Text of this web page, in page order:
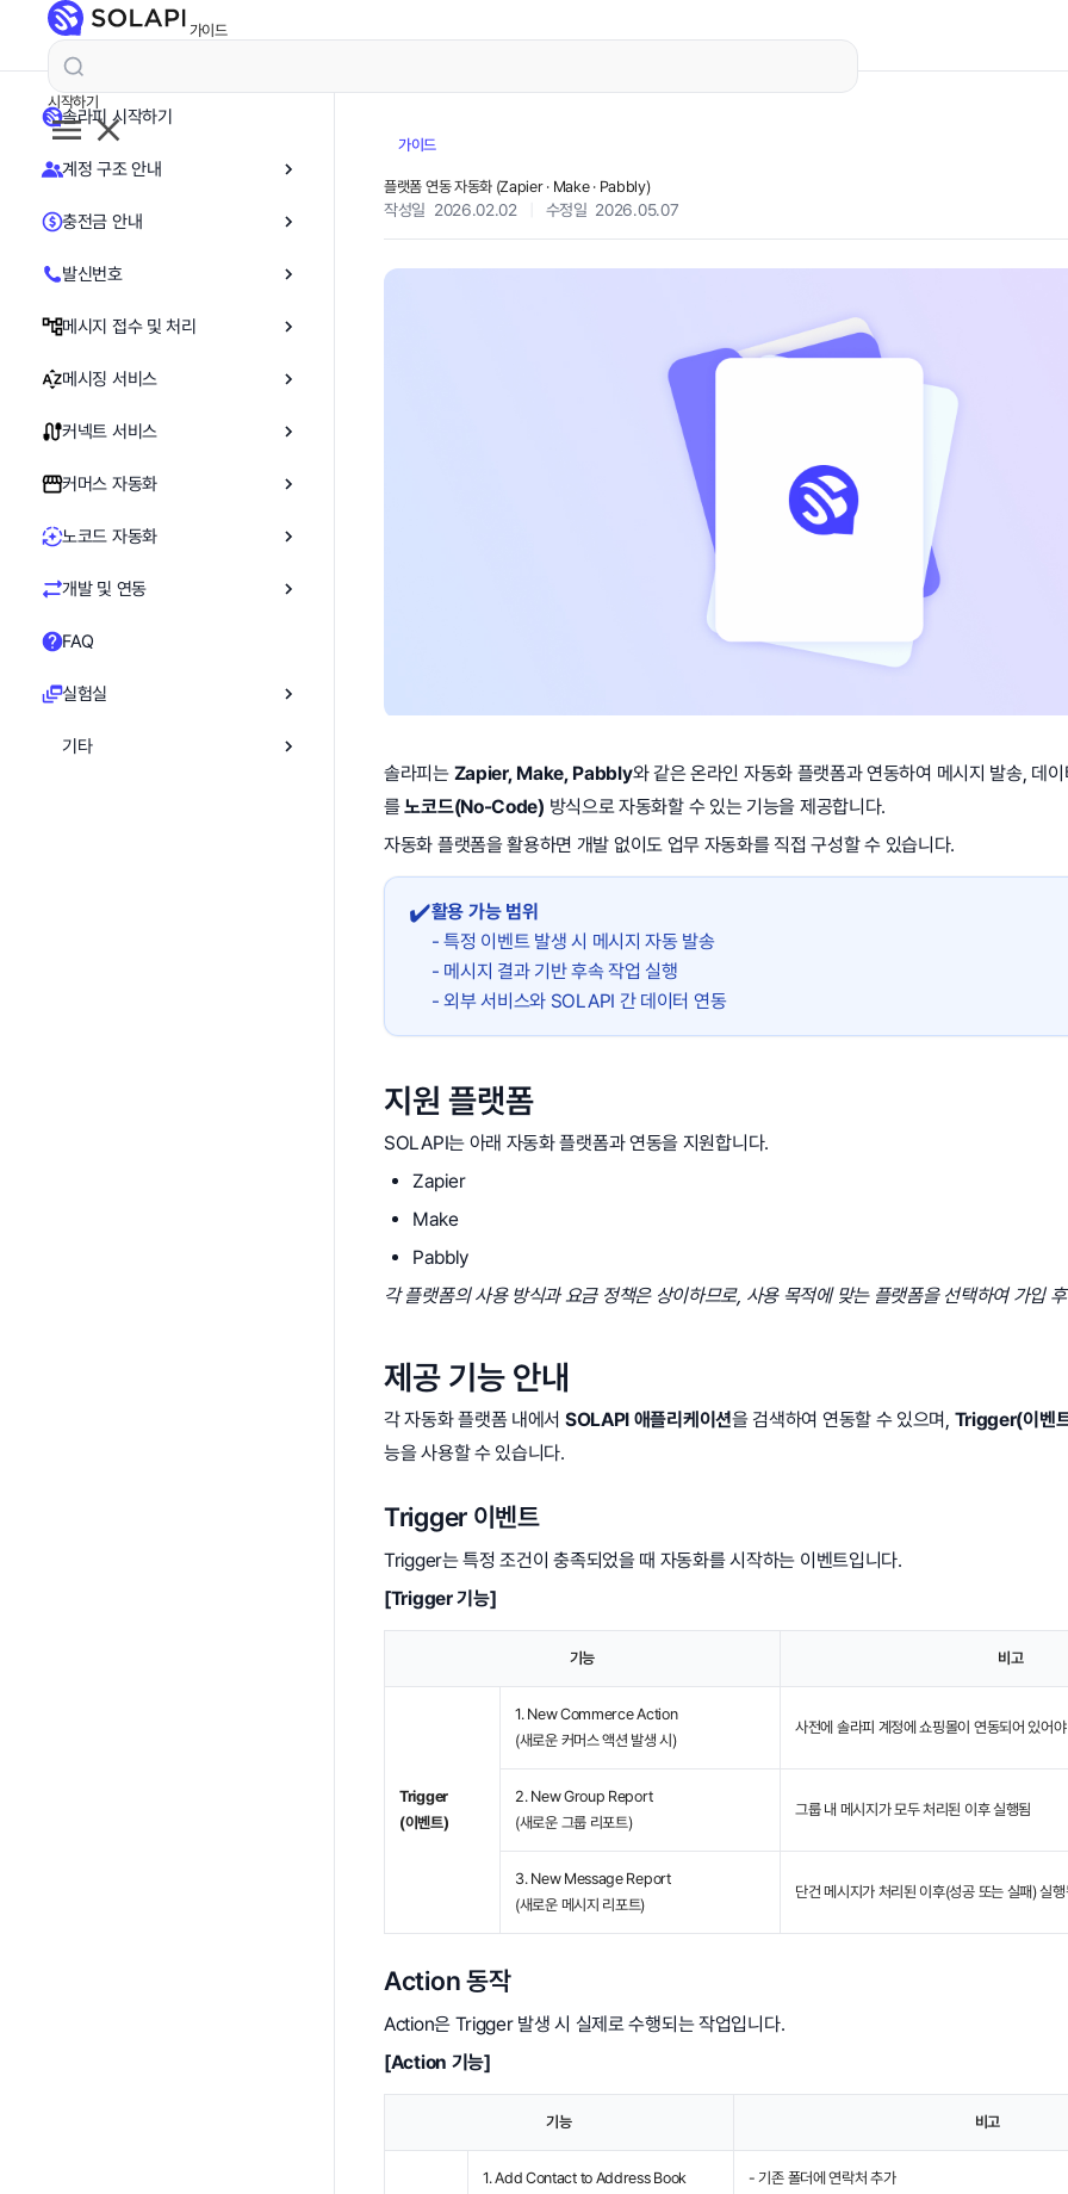
가이드
시작하기
솔라피 시작하기
계정 구조 안내
충전금 안내
발신번호
메시지 접수 및 처리
메시징 서비스
커넥트 서비스
커머스 자동화
노코드 자동화
개발 및 연동
FAQ
실험실
기타
가이드
플랫폼 연동 자동화 (Zapier · Make · Pabbly)
작성일 2026.02.02 수정일 2026.05.07
솔라피는 Zapier, Make, Pabbly와 같은 온라인 자동화 플랫폼과 연동하여 메시지 발송, 데
를노코드(No-Code) 방식으로 자동화할 수 있는 기능을 제공합니다.
자동화 플랫폼을 활용하면 개발 없이도 업무 자동화를 직접 구성할 수 있습니다.
✔️활용 가능 범위
- 특정 이벤트 발생 시 메시지 자동 발송
- 메시지 결과 기반 후속 작업 실행
- 외부 서비스와 SOLAPI 간 데이터 연동
지원 플랫폼
SOLAPI는 아래 자동화 플랫폼과 연동을 지원합니다.
Zapier
Make
Pabbly
각 플랫폼의 사용 방식과 요금 정책은 상이하므로, 사용 목적에 맞는 플랫폼을 선택하여 가입
제공 기능 안내
각 자동화 플랫폼 내에서 SOLAPI 애플리케이션을 검색하여 연동할 수 있으며, Trigger(이벤
능을 사용할 수 있습니다.
Trigger 이벤트
Trigger는 특정 조건이 충족되었을 때 자동화를 시작하는 이벤트입니다.
[Trigger 기능]
기능 비고
Trigger
(이벤트)
1. New Commerce Action
(새로운 커머스 액션 발생 시)
사전에 솔라피 계정에 쇼핑몰이 연동되어 있어
2. New Group Report
(새로운 그룹 리포트)
그룹 내 메시지가 모두 처리된 이후 실행됨
3. New Message Report
(새로운 메시지 리포트)
단건 메시지가 처리된 이후(성공 또는 실패) 실
Action 동작
Action은 Trigger 발생 시 실제로 수행되는 작업입니다.
[Action 기능]
기능 비고
1. Add Contact to Address Book
- 기존 폴더에 연락처 추가